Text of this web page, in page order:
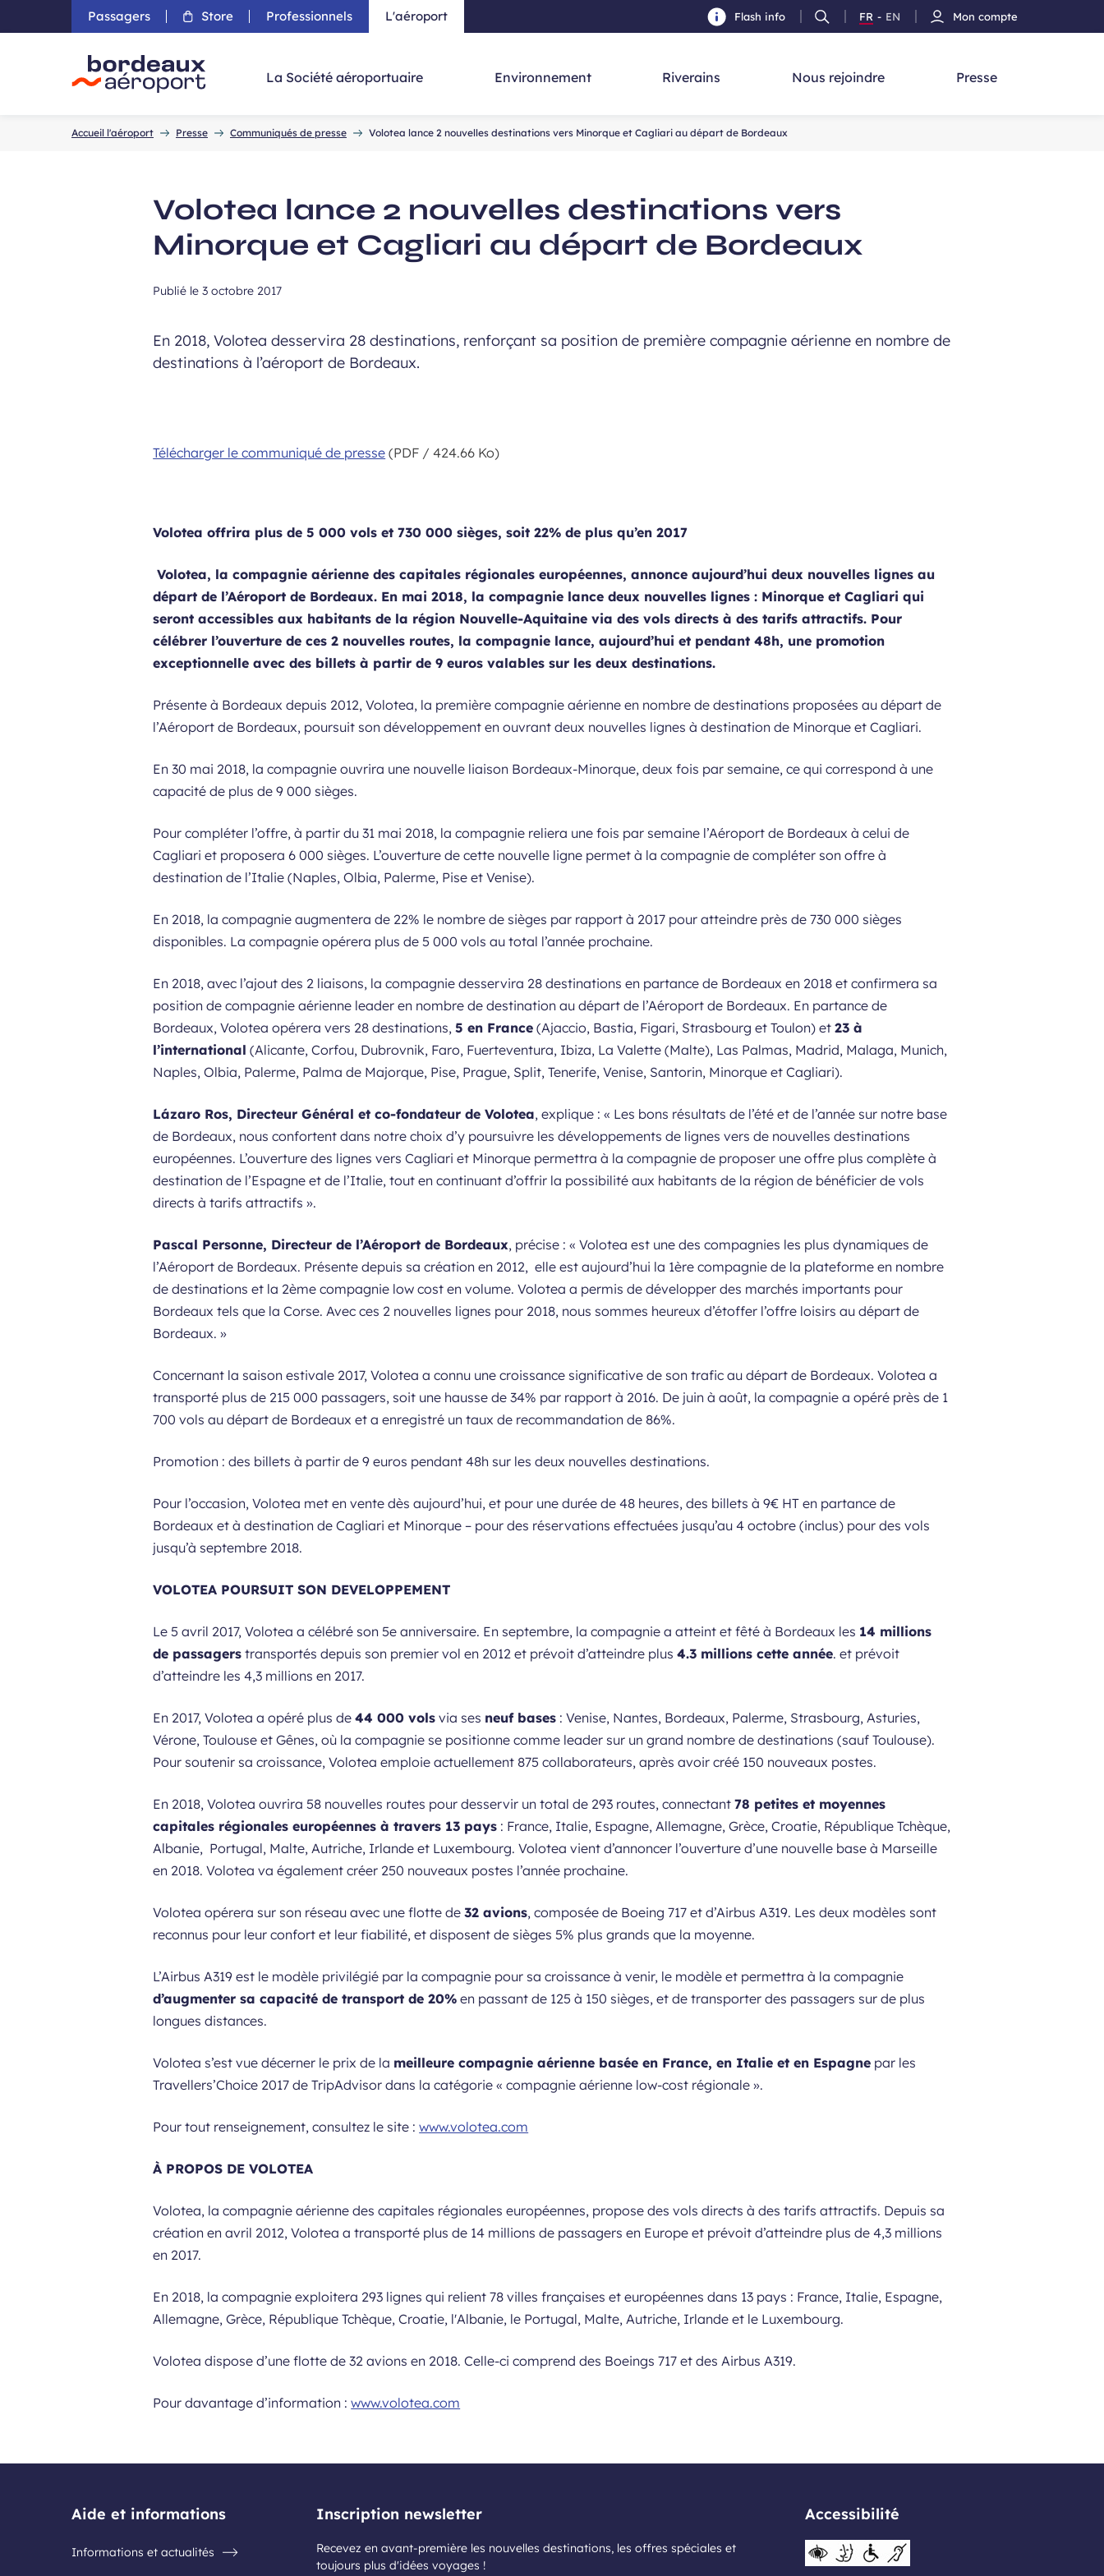
Aller au contenu principal - Aller à la navigation - Aller à la recherche
Passagers Store Professionnels L'aéroport Flash info
Ouvrir
la
FR
Version
- EN
Mon compte
La Société aéroportuaire Environnement Riverains Nous rejoindre Presse
Accueil l'aéroport Presse Communiqués de presse Volotea lance 2 nouvelles destinations vers Minorque et Cagliari au départ de Bordeaux
Volotea lance 2 nouvelles destinations vers
Minorque et Cagliari au départ de Bordeaux
Publié le3 octobre 2017
En 2018, Volotea desservira 28 destinations, renforçant sa position de première compagnie aérienne en nombre de
destinations à l’aéroport de Bordeaux.
Télécharger le communiqué de presse (PDF / 424.66 Ko)
Volotea offrira plus de 5 000 vols et 730 000 sièges, soit 22% de plus qu’en 2017
Volotea, la compagnie aérienne des capitales régionales européennes, annonce aujourd’hui deux nouvelles lignes au
départ de l’Aéroport de Bordeaux. En mai 2018, la compagnie lance deux nouvelles lignes : Minorque et Cagliari qui
seront accessibles aux habitants de la région Nouvelle-Aquitaine via des vols directs à des tarifs attractifs. Pour
célébrer l’ouverture de ces 2 nouvelles routes, la compagnie lance, aujourd’hui et pendant 48h, une promotion
exceptionnelle avec des billets à partir de 9 euros valables sur les deux destinations.
Présente à Bordeaux depuis 2012, Volotea, la première compagnie aérienne en nombre de destinations proposées au départ de
l’Aéroport de Bordeaux, poursuit son développement en ouvrant deux nouvelles lignes à destination de Minorque et Cagliari.
En 30 mai 2018, la compagnie ouvrira une nouvelle liaison Bordeaux-Minorque, deux fois par semaine, ce qui correspond à une
capacité de plus de 9 000 sièges.
Pour compléter l’offre, à partir du 31 mai 2018, la compagnie reliera une fois par semaine l’Aéroport de Bordeaux à celui de
Cagliari et proposera 6 000 sièges. L’ouverture de cette nouvelle ligne permet à la compagnie de compléter son offre à
destination de l’Italie (Naples, Olbia, Palerme, Pise et Venise).
En 2018, la compagnie augmentera de 22% le nombre de sièges par rapport à 2017 pour atteindre près de 730 000 sièges
disponibles. La compagnie opérera plus de 5 000 vols au total l’année prochaine.
En 2018, avec l’ajout des 2 liaisons, la compagnie desservira 28 destinations en partance de Bordeaux en 2018 et confirmera sa
position de compagnie aérienne leader en nombre de destination au départ de l’Aéroport de Bordeaux. En partance de
Bordeaux, Volotea opérera vers 28 destinations,5 en France (Ajaccio, Bastia, Figari, Strasbourg et Toulon) et23 à
l’international (Alicante, Corfou, Dubrovnik, Faro, Fuerteventura, Ibiza, La Valette (Malte), Las Palmas, Madrid, Malaga, Munich,
Naples, Olbia, Palerme, Palma de Majorque, Pise, Prague, Split, Tenerife, Venise, Santorin, Minorque et Cagliari).
Lázaro Ros, Directeur Général et co-fondateur de Volotea, explique : « Les bons résultats de l’été et de l’année sur notre base
de Bordeaux, nous confortent dans notre choix d’y poursuivre les développements de lignes vers de nouvelles destinations
européennes. L’ouverture des lignes vers Cagliari et Minorque permettra à la compagnie de proposer une offre plus complète à
destination de l’Espagne et de l’Italie, tout en continuant d’offrir la possibilité aux habitants de la région de bénéficier de vols
directs à tarifs attractifs ».
Pascal Personne, Directeur de l’Aéroport de Bordeaux, précise : «Volotea est une des compagnies les plus dynamiques de
l’Aéroport de Bordeaux. Présente depuis sa création en 2012, elle est aujourd’hui la 1ère compagnie de la plateforme en nombre
de destinations et la 2ème compagnie low cost en volume. Volotea a permis de développer des marchés importants pour
Bordeaux tels que la Corse. Avec ces 2 nouvelles lignes pour 2018, nous sommes heureux d’étoffer l’offre loisirs au départ de
Bordeaux. »
Concernant la saison estivale 2017, Volotea a connu une croissance significative de son trafic au départ de Bordeaux. Volotea a
transporté plus de 215 000 passagers, soit une hausse de 34% par rapport à 2016. De juin à août, la compagnie a opéré près de 1
700 vols au départ de Bordeaux et a enregistré un taux de recommandation de 86%.
Promotion : des billets à partir de 9 euros pendant 48h sur les deux nouvelles destinations.
Pour l’occasion, Volotea met en vente dès aujourd’hui, et pour une durée de 48 heures, des billets à 9€ HT en partance de
Bordeaux et à destination de Cagliari et Minorque – pour des réservations effectuées jusqu’au 4 octobre (inclus) pour des vols
jusqu’à septembre 2018.
VOLOTEA POURSUIT SON DEVELOPPEMENT
Le 5 avril 2017, Volotea a célébré son 5e anniversaire. En septembre, la compagnie a atteint et fêté à Bordeaux les 14 millions
de passagers transportés depuis son premier vol en 2012 et prévoit d’atteindre plus4.3 millions cette année. et prévoit
d’atteindre les 4,3 millions en 2017.
En 2017, Volotea a opéré plus de44 000 vols via ses neuf bases : Venise, Nantes, Bordeaux, Palerme, Strasbourg, Asturies,
Vérone, Toulouse et Gênes, où la compagnie se positionne comme leader sur un grand nombre de destinations (sauf Toulouse).
Pour soutenir sa croissance, Volotea emploie actuellement 875 collaborateurs, après avoir créé 150 nouveaux postes.
En 2018, Volotea ouvrira 58 nouvelles routes pour desservir un total de 293 routes, connectant78 petites et moyennes
capitales régionales européennes à travers 13 pays : France, Italie, Espagne, Allemagne, Grèce, Croatie, République Tchèque,
Albanie, Portugal, Malte, Autriche, Irlande et Luxembourg. Volotea vient d’annoncer l’ouverture d’une nouvelle base à Marseille
en 2018. Volotea va également créer 250 nouveaux postes l’année prochaine.
Volotea opérera sur son réseau avec une flotte de32 avions, composée de Boeing 717 et d’Airbus A319. Les deux modèles sont
reconnus pour leur confort et leur fiabilité, et disposent de sièges 5% plus grands que la moyenne.
L’Airbus A319 est le modèle privilégié par la compagnie pour sa croissance à venir, le modèle et permettra à la compagnie
d’augmenter sa capacité de transport de 20% en passant de 125 à 150 sièges, et de transporter des passagers sur de plus
longues distances.
Volotea s’est vue décerner le prix de la meilleure compagnie aérienne basée en France, en Italie et en Espagne par les
Travellers’Choice 2017 de TripAdvisor dans la catégorie «compagnie aérienne low-cost régionale ».
Pour tout renseignement, consultez le site :www.volotea.com
À PROPOS DE VOLOTEA
Volotea, la compagnie aérienne des capitales régionales européennes, propose des vols directs à des tarifs attractifs. Depuis sa
création en avril 2012, Volotea a transporté plus de 14 millions de passagers en Europe et prévoit d’atteindre plus de 4,3 millions
en 2017.
En 2018, la compagnie exploitera 293 lignes qui relient 78 villes françaises et européennes dans 13 pays : France, Italie, Espagne,
Allemagne, Grèce, République Tchèque, Croatie, l'Albanie, le Portugal, Malte, Autriche, Irlande et le Luxembourg.
Volotea dispose d’une flotte de 32 avions en 2018. Celle-ci comprend des Boeings 717 et des Airbus A319.
Pour davantage d’information :www.volotea.com
Aide et informations
Informations et actualités
Inscription newsletter
Recevez en avant-première les nouvelles destinations, les offres spéciales et
toujours plus d'idées voyages !
Accessibilité